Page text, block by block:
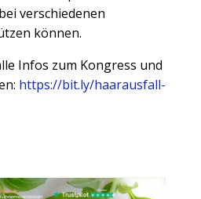
verschiedenen
können.
Infos zum Kongress und
https://bit.ly/haarausfall-